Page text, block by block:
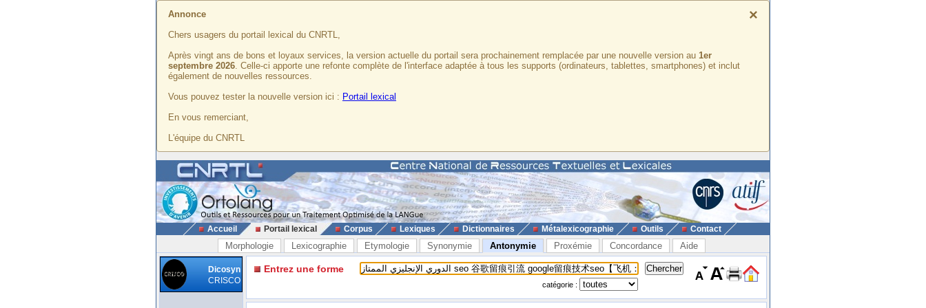
×
Annonce
Chers usagers du portail lexical du CNRTL,
Après vingt ans de bons et loyaux services, la version actuelle du portail sera prochainement remplacée par une nouvelle version au 1er
septembre 2026. Celle-ci apporte une refonte complète de l'interface adaptée à tous les supports (ordinateurs, tablettes, smartphones) et inclut
également de nouvelles ressources.
Vous pouvez tester la nouvelle version ici : Portail lexical
En vous remerciant,
L'équipe du CNRTL
Accueil Portail lexical Corpus Lexiques Dictionnaires Métalexicographie Outils Contact
Morphologie Lexicographie Etymologie Synonymie Antonymie Proxémie Concordance Aide
Dicosyn
CRISCO
Entrez une forme
catégorie :